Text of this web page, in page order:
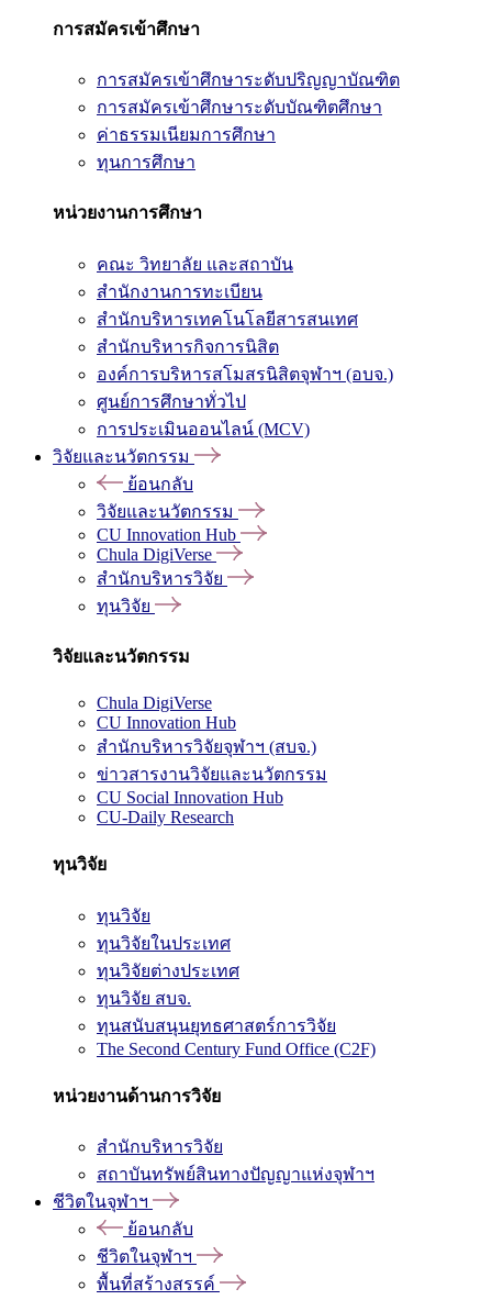
การสมัครเข้าศึกษา
การสมัครเข้าศึกษาระดับปริญญาบัณฑิต
การสมัครเข้าศึกษาระดับบัณฑิตศึกษา
ค่าธรรมเนียมการศึกษา
ทุนการศึกษา
หน่วยงานการศึกษา
คณะ วิทยาลัย และสถาบัน
สำนักงานการทะเบียน
สำนักบริหารเทคโนโลยีสารสนเทศ
สำนักบริหารกิจการนิสิต
องค์การบริหารสโมสรนิสิตจุฬาฯ (อบจ.)
ศูนย์การศึกษาทั่วไป
การประเมินออนไลน์ (MCV)
วิจัยและนวัตกรรม
ย้อนกลับ
วิจัยและนวัตกรรม
CU Innovation Hub
Chula DigiVerse
สำนักบริหารวิจัย
ทุนวิจัย
วิจัยและนวัตกรรม
Chula DigiVerse
CU Innovation Hub
สำนักบริหารวิจัยจุฬาฯ (สบจ.)
ข่าวสารงานวิจัยและนวัตกรรม
CU Social Innovation Hub
CU-Daily Research
ทุนวิจัย
ทุนวิจัย
ทุนวิจัยในประเทศ
ทุนวิจัยต่างประเทศ
ทุนวิจัย สบจ.
ทุนสนับสนุนยุทธศาสตร์การวิจัย
The Second Century Fund Office (C2F)
หน่วยงานด้านการวิจัย
สำนักบริหารวิจัย
สถาบันทรัพย์สินทางปัญญาแห่งจุฬาฯ
ชีวิตในจุฬาฯ
ย้อนกลับ
ชีวิตในจุฬาฯ
พื้นที่สร้างสรรค์